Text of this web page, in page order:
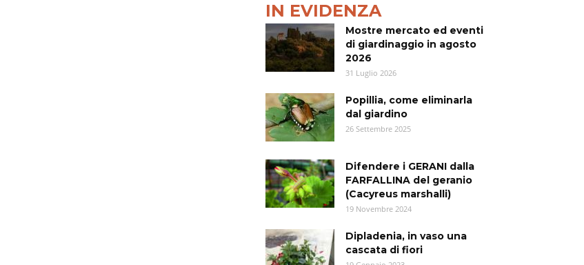
IN EVIDENZA
Mostre mercato ed eventi
di giardinaggio in agosto
2026
31 Luglio 2026
Popillia, come eliminarla
dal giardino
26 Settembre 2025
Difendere i GERANI dalla
FARFALLINA del geranio
(Cacyreus marshalli)
19 Novembre 2024
Dipladenia, in vaso una
cascata di fiori